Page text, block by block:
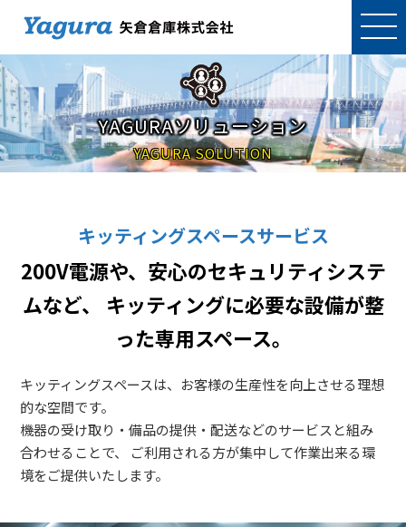
YAGURAソリューション
YAGURA SOLUTION
キッティングスペースサービス
200V電源や、安心のセキュリティシステ
ムなど、
キッティングに必要な設備が整
った専用スペース。
キッティングスペースは、お客様の生産性を向上させる理想
的な空間です。
機器の受け取り・備品の提供・配送などのサービスと組み
合わせることで、
ご利用される方が集中して作業出来る環
境をご提供いたします。